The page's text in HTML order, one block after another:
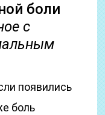
боли
с
появились
боль